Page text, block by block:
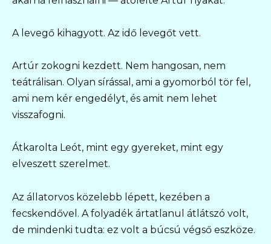
A levegő kihagyott. Az idő levegőt vett.
Artúr zokogni kezdett. Nem hangosan, nem
teátrálisan. Olyan sírással, ami a gyomorból tör fel,
ami nem kér engedélyt, és amit nem lehet
visszafogni.
Átkarolta Leót, mint egy gyereket, mint egy
elveszett szerelmet.
Az állatorvos közelebb lépett, kezében a
fecskendővel. A folyadék ártatlanul átlátszó volt,
de mindenki tudta: ez volt a búcsú végső eszköze.